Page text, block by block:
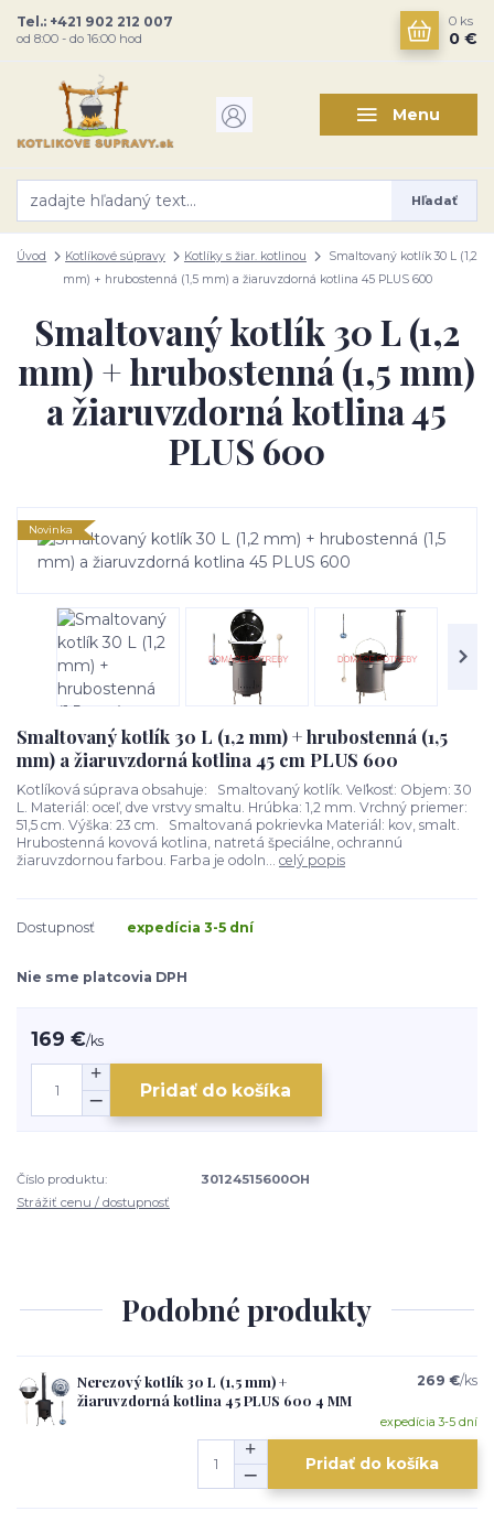
Menu
Hľadať
Tel.: +421 902 212 007
od 8:00 - do 16:00 hod
0 ks
0 €
Úvod Kotlíkové súpravy Kotlíky s žiar. kotlinou
Smaltovaný kotlík 30 L (1,2
mm) + hrubostenná (1,5 mm) a žiaruvzdorná kotlina 45 PLUS 600
Smaltovaný kotlík 30 L (1,2
mm) + hrubostenná (1,5 mm)
a žiaruvzdorná kotlina 45
PLUS 600
Novinka
Smaltovaný kotlík 30 L (1,2 mm) + hrubostenná (1,5
mm) a žiaruvzdorná kotlina 45 cm PLUS 600
Kotlíková súprava obsahuje: Smaltovaný kotlík. Veľkosť: Objem: 30
L. Materiál: oceľ, dve vrstvy smaltu. Hrúbka: 1,2 mm. Vrchný priemer:
51,5 cm. Výška: 23 cm. Smaltovaná pokrievka Materiál: kov, smalt.
Hrubostenná kovová kotlina, natretá špeciálne, ochrannú
žiaruvzdornou farbou. Farba je odoln... celý popis
Dostupnosť expedícia 3-5 dní
Nie sme platcovia DPH
169 €/ks
Pridať do košíka
Číslo produktu:
30124515600OH
Strážiť cenu / dostupnosť
Podobné produkty
Nerezový kotlík 30 L (1,5 mm) +
žiaruvzdorná kotlina 45 PLUS 600 4 MM
269 €/ks
expedícia 3-5 dní
Pridať do košíka